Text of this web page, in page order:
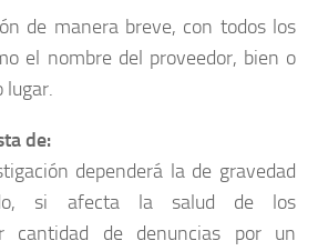
de manera breve, con todos los
el nombre del proveedor, bien o
lugar.
de:
dependerá la de gravedad
si afecta la salud de los
cantidad de denuncias por un